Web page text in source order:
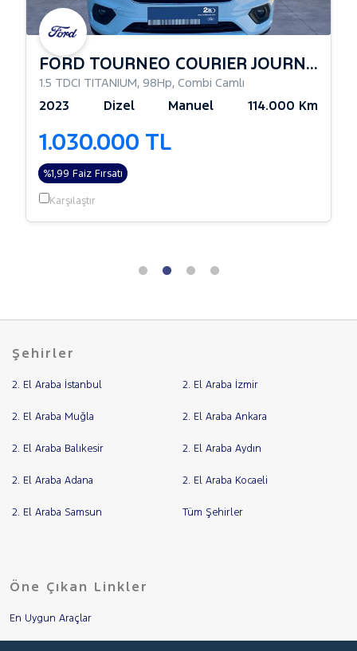
FORD TOURNEO COURIER JOURNEY
1.5 TDCI TITANIUM, 98Hp, Combi Camlı
2023 Dizel Manuel 114.000 Km
1.030.000 TL
%1,99 Faiz Fırsatı
Karşılaştır
Şehirler
2. El Araba İstanbul 2. El Araba İzmir
2. El Araba Muğla 2. El Araba Ankara
2. El Araba Balıkesir 2. El Araba Aydın
2. El Araba Adana 2. El Araba Kocaeli
2. El Araba Samsun Tüm Şehirler
Öne Çıkan Linkler
En Uygun Araçlar